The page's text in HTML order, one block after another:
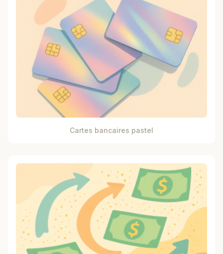
Cartes bancaires pastel